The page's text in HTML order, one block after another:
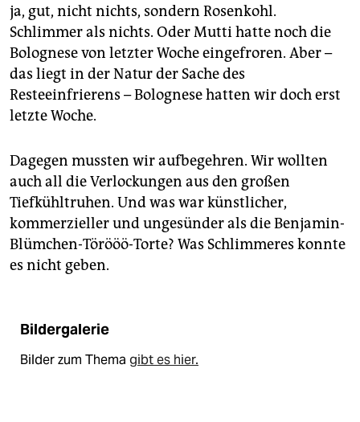
ja, gut, nicht nichts, sondern Rosenkohl.
Schlimmer als nichts. Oder Mutti hatte noch die
Bolognese von letzter Woche eingefroren. Aber –
das liegt in der Natur der Sache des
Resteeinfrierens – Bolognese hatten wir doch erst
letzte Woche.
Dagegen mussten wir aufbegehren. Wir wollten
auch all die Verlockungen aus den großen
Tiefkühltruhen. Und was war künstlicher,
kommerzieller und ungesünder als die Benjamin-
Blümchen-Törööö-Torte? Was Schlimmeres konnte
es nicht geben.
Bildergalerie
Bilder zum Thema gibt es hier.